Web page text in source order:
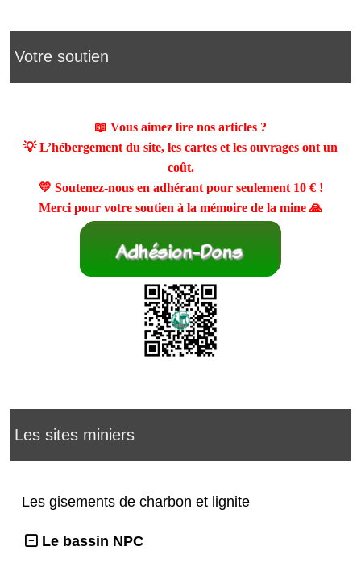
Votre soutien
📖 Vous aimez lire nos articles ?
💡 L’hébergement du site, les cartes et les ouvrages ont un
coût.
💛 Soutenez-nous en adhérant pour seulement 10 €!
Merci pour votre soutien à la mémoire de la mine 🙏
Les sites miniers
Les gisements de charbon et lignite
Le bassin NPC